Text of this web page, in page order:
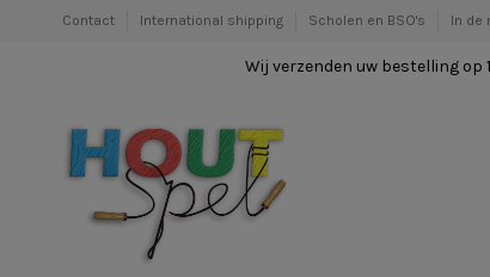
Contact International shipping Scholen en BSO's In de
Wij verzenden uw bestelling op